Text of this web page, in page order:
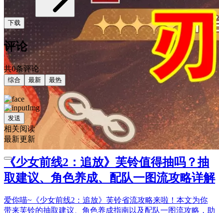
下载
评论
共0条评论
综合 最新 最热
发送
相关阅读
最新更新
《少女前线2：追放》芙铃值得抽吗？抽
取建议、角色养成、配队一图流攻略详解
爱你喵~《少女前线2：追放》芙铃省流攻略来啦！本文为你
带来芙铃的抽取建议、角色养成指南以及配队一图流攻略，助